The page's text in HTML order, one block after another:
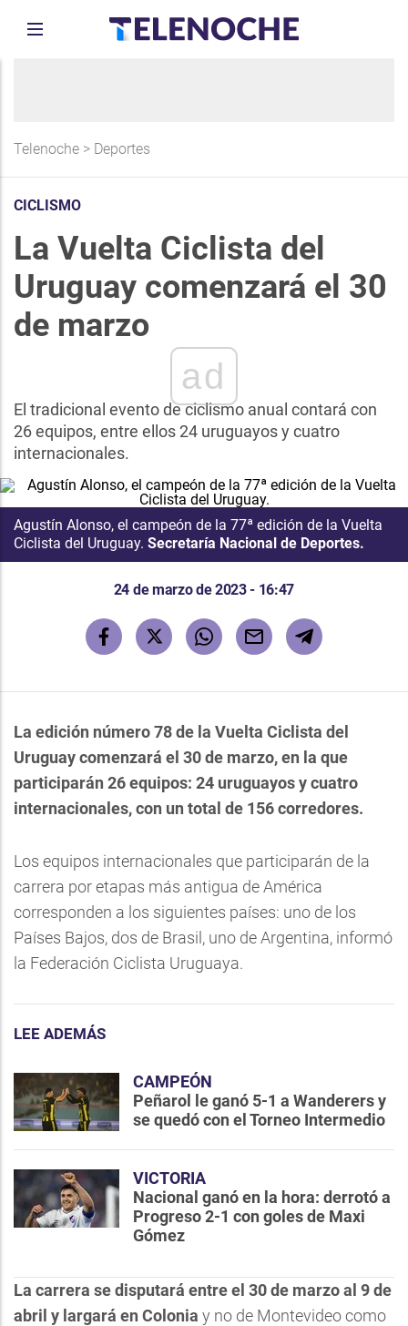
Telenoche > Deportes
CICLISMO
La Vuelta Ciclista del
Uruguay comenzará el 30
de marzo
ad
El tradicional evento de ciclismo anual contará con
26 equipos, entre ellos 24 uruguayos y cuatro
internacionales.
Agustín Alonso, el campeón de la 77ª edición de la Vuelta
Ciclista del Uruguay. Secretaría Nacional de Deportes.
24 de marzo de 2023 - 16:47
La edición número 78 de la Vuelta Ciclista del
Uruguay comenzará el 30 de marzo, en la que
participarán 26 equipos: 24 uruguayos y cuatro
internacionales, con un total de 156 corredores.
Los equipos internacionales que participarán de la
carrera por etapas más antigua de América
corresponden a los siguientes países: uno de los
Países Bajos, dos de Brasil, uno de Argentina, informó
la Federación Ciclista Uruguaya.
LEE ADEMÁS
CAMPEÓN
Peñarol le ganó 5-1 a Wanderers y
se quedó con el Torneo Intermedio
VICTORIA
Nacional ganó en la hora: derrotó a
Progreso 2-1 con goles de Maxi
Gómez
La carrera se disputará entre el 30 de marzo al 9 de
abril y largará en Colonia y no de Montevideo como